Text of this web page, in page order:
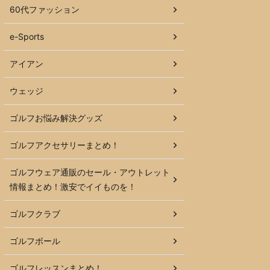
60代ファッション
e-Sports
アイアン
ウェッジ
ゴルフお悩み解決グッズ
ゴルフアクセサリーまとめ！
ゴルフウェア通販のセール・アウトレット
情報まとめ！激安でイイものを！
ゴルフクラブ
ゴルフボール
ゴルフレッスンまとめ！